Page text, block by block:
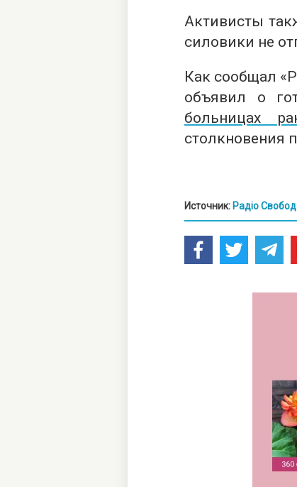
Активисты
силовики не
Как сообщал
объявил о
больницах
столкновения
Источник: Радіо